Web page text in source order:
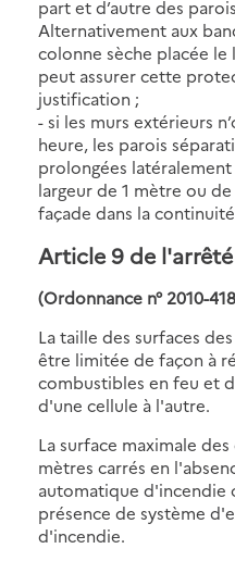
part et d’autre des
Alternativement aux
colonne sèche placée le
peut assurer cette
justification ;
- si les murs extérieurs
heure, les parois
prolongées
largeur de 1 mètre ou
façade dans la
Article 9 de
(Ordonnance n° 2010-
La taille des surfaces
être limitée de façon à
combustibles en feu et
d'une cellule à l'autre.
La surface maximale
mètres carrés en
automatique d'incendie
présence de système
d'incendie.